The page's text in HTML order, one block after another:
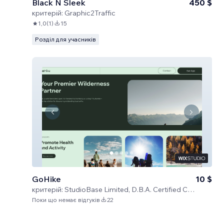
Black N Sleek
критерій: Graphic2Traffic
450 $
1,0(1) 15
Розділ для учасників
GoHike
критерій: StudioBase Limited, D.B.A. Certified Code
10 $
Поки що немає відгуків 22